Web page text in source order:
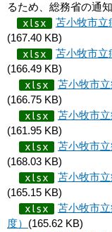
るため、総務省の通
苫小牧市立
(167.40 KB)
苫小牧市立
(166.49 KB)
苫小牧市
(166.75 KB)
苫小牧市
(161.95 KB)
苫小牧市
(168.03 KB)
苫小牧市
(165.15 KB)
苫小牧市
度） (165.62 KB)